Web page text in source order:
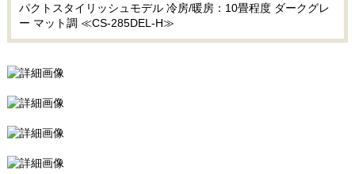
パクトスタイリッシュモデル 冷房/暖房：10畳程度 ダークグレ
ー マット調 ≪CS-285DEL-H≫